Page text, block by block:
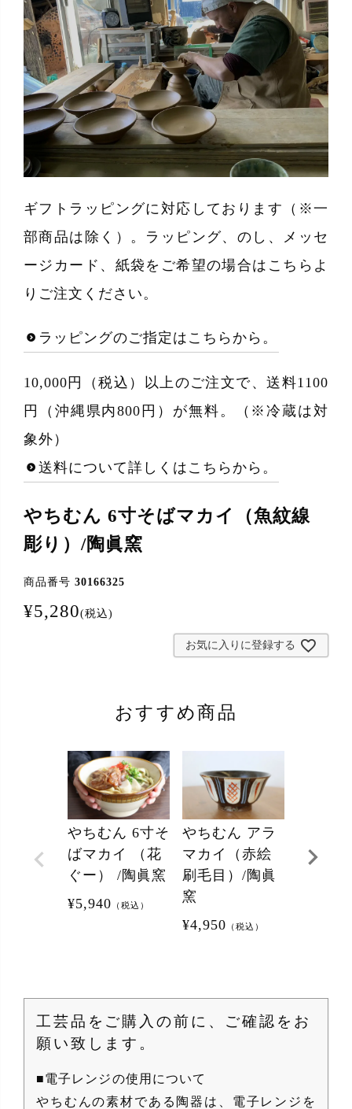
ギフトラッピングに対応しております（※一
部商品は除く）。ラッピング、のし、メッセ
ージカード、紙袋をご希望の場合はこちらよ
りご注文ください。
ラッピングのご指定はこちらから。
10,000円（税込）以上のご注文で、送料1100
円（沖縄県内800円）が無料。（※冷蔵は対
象外）
送料について詳しくはこちらから。
やちむん 6寸そばマカイ（魚紋線
彫り）/陶眞窯
商品番号 30166325
¥5,280 税込
お気に入りに登録する
おすすめ商品
やちむん 6寸そ
ばマカイ （花
ぐー） /陶眞窯
¥5,940 （税込）
やちむん アラ
マカイ（赤絵
刷毛目）/陶眞
窯
¥4,950 （税込）
コバ
工芸品をご購入の前に、ご確認をお
願い致します。
■電子レンジの使用について
やちむんの素材である陶器は、電子レンジを